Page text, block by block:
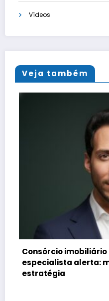
Vídeos
Veja também
no Brasil, mas
exige